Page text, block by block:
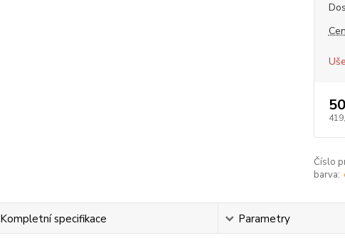
Číslo
barva:
Kompletní specifikace Parametry